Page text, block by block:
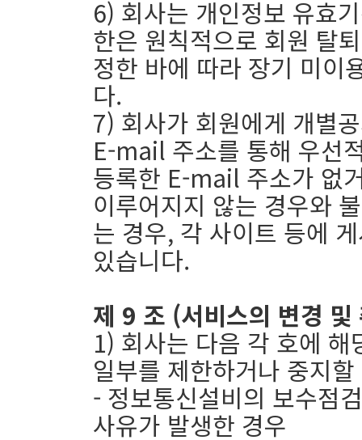
6) 회사는 개인정보 유효
한은 원칙적으로 회원 탈
정한 바에 따라 장기 미이
다.
7) 회사가 회원에게 개별
E-mail 주소를 통해 우선
등록한 E-mail 주소가 없
이루어지지 않는 경우와
는 경우, 각 사이트 등에
있습니다.
제 9 조 (서비스의 변경 및
1) 회사는 다음 각 호에
일부를 제한하거나 중지
- 정보통신설비의 보수점
사유가 발생한 경우